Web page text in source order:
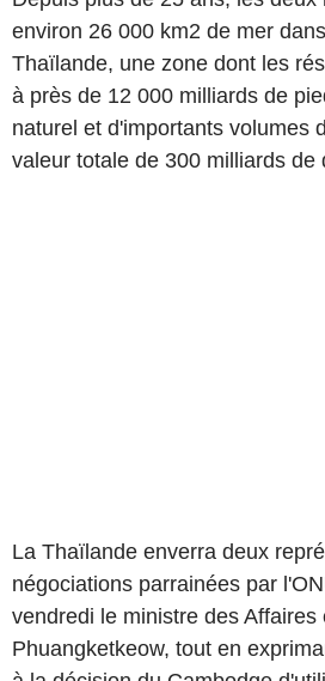
environ 26 000 km2 de mer
Thaïlande, une zone dont les
à près de 12 000 milliards de
naturel et d'importants volumes
valeur totale de 300 milliards de
La Thaïlande enverra deux
négociations parrainées par
vendredi le ministre des
Phuangketkeow, tout en